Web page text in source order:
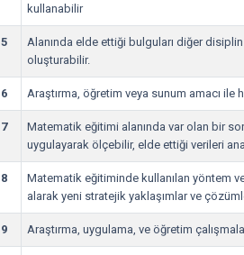
kullanabilir
5
Alanında elde ettiği bulguları diğer
oluşturabilir.
6 Araştırma, öğretim veya sunum amacı
7
Matematik eğitimi alanında var olan bir
uygulayarak ölçebilir, elde ettiği verileri
8
Matematik eğitiminde kullanılan yöntem
alarak yeni stratejik yaklaşımlar ve
9 Araştırma, uygulama, ve öğretim